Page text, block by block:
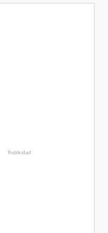
Publicidad